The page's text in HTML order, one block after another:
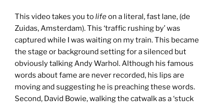
This video takes you tolifeon a literal, fast lane, (de
Zuidas, Amsterdam). This ‘traffic rushing by’ was
captured while I was waiting on my train. This became
the stage or background setting for a silenced but
obviously talking Andy Warhol. Although his famous
words about fame are never recorded, his lips are
moving and suggesting he is preaching these words.
Second, David Bowie, walking the catwalk as a ‘stuck